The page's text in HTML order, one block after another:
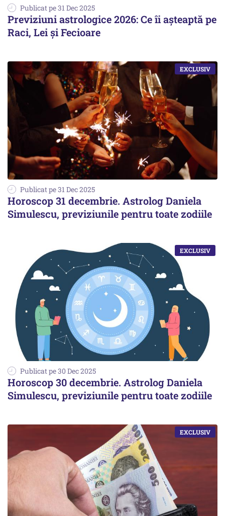
Publicat pe 31 Dec 2025
Previziuni astrologice 2026: Ce îi așteaptă pe
Raci, Lei și Fecioare
Publicat pe 31 Dec 2025
Horoscop 31 decembrie. Astrolog Daniela
Simulescu, previziunile pentru toate zodiile
Publicat pe 30 Dec 2025
Horoscop 30 decembrie. Astrolog Daniela
Simulescu, previziunile pentru toate zodiile